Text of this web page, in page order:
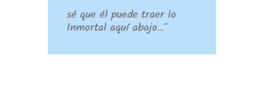
sé que él puede traer lo
Inmortal aquí abajo…”